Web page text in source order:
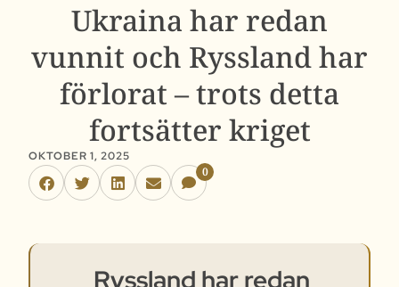
Ukraina har redan
vunnit och Ryssland har
förlorat – trots detta
fortsätter kriget
OKTOBER 1, 2025
0
Ryssland har redan